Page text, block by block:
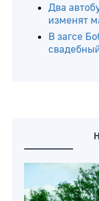
Два
изменят
В загсе